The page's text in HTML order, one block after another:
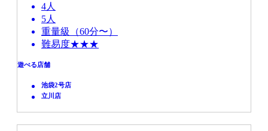
4人
5人
重量級（60分〜）
難易度★★★
遊べる店舗
池袋2号店
立川店